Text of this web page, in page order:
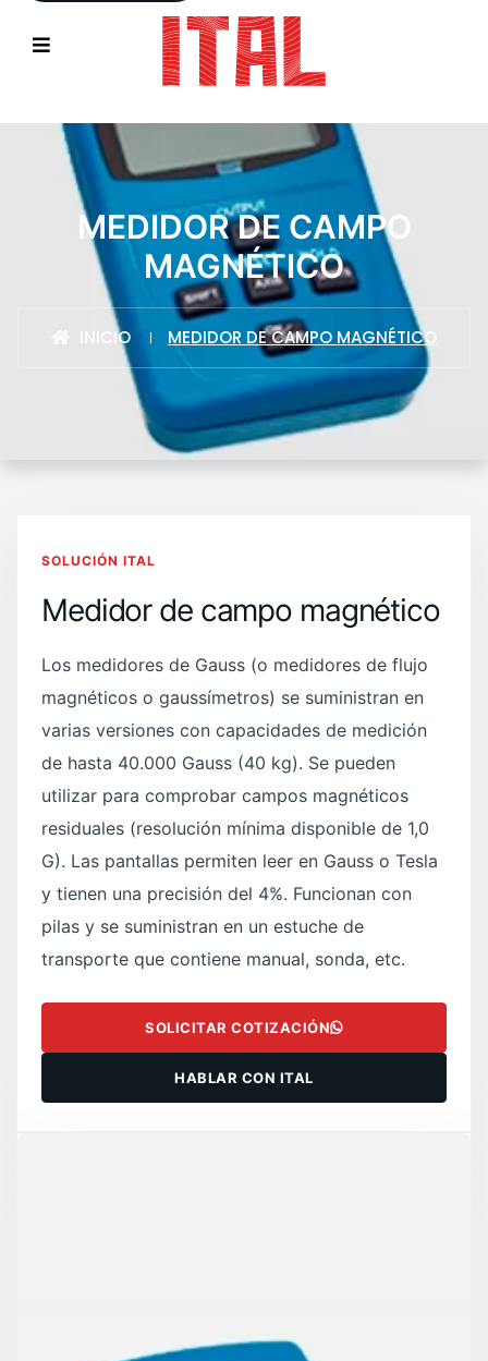
MEDIDOR DE CAMPO
MAGNÉTICO
INICIO MEDIDOR DE CAMPO MAGNÉTICO
SOLUCIÓN ITAL
Medidor de campo magnético
Los medidores de Gauss (o medidores de flujo
magnéticos o gaussímetros) se suministran en
varias versiones con capacidades de medición
de hasta 40.000 Gauss (40 kg). Se pueden
utilizar para comprobar campos magnéticos
residuales (resolución mínima disponible de 1,0
G). Las pantallas permiten leer en Gauss o Tesla
y tienen una precisión del 4%. Funcionan con
pilas y se suministran en un estuche de
transporte que contiene manual, sonda, etc.
SOLICITAR COTIZACIÓN
HABLAR CON ITAL